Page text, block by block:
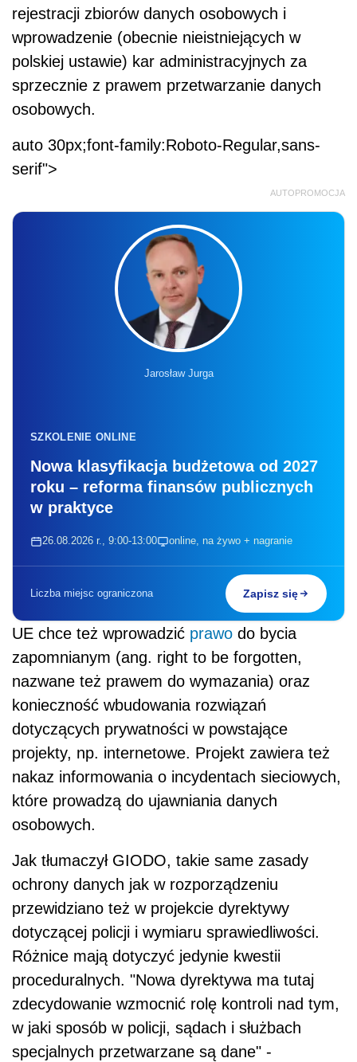
rejestracji zbiorów danych osobowych i
wprowadzenie (obecnie nieistniejących w
polskiej ustawie) kar administracyjnych za
sprzecznie z prawem przetwarzanie danych
osobowych.
auto 30px;font-family:Roboto-Regular,sans-
serif">
AUTOPROMOCJA
Jarosław Jurga
SZKOLENIE ONLINE
Nowa klasyfikacja budżetowa od 2027
roku – reforma finansów publicznych
w praktyce
26.08.2026 r., 9:00-13:00 online, na żywo + nagranie
Liczba miejsc ograniczona Zapisz się
UE chce też wprowadzić prawo do bycia
zapomnianym (ang. right to be forgotten,
nazwane też prawem do wymazania) oraz
konieczność wbudowania rozwiązań
dotyczących prywatności w powstające
projekty, np. internetowe. Projekt zawiera też
nakaz informowania o incydentach sieciowych,
które prowadzą do ujawniania danych
osobowych.
Jak tłumaczył GIODO, takie same zasady
ochrony danych jak w rozporządzeniu
przewidziano też w projekcie dyrektywy
dotyczącej policji i wymiaru sprawiedliwości.
Różnice mają dotyczyć jedynie kwestii
proceduralnych. "Nowa dyrektywa ma tutaj
zdecydowanie wzmocnić rolę kontroli nad tym,
w jaki sposób w policji, sądach i służbach
specjalnych przetwarzane są dane" -